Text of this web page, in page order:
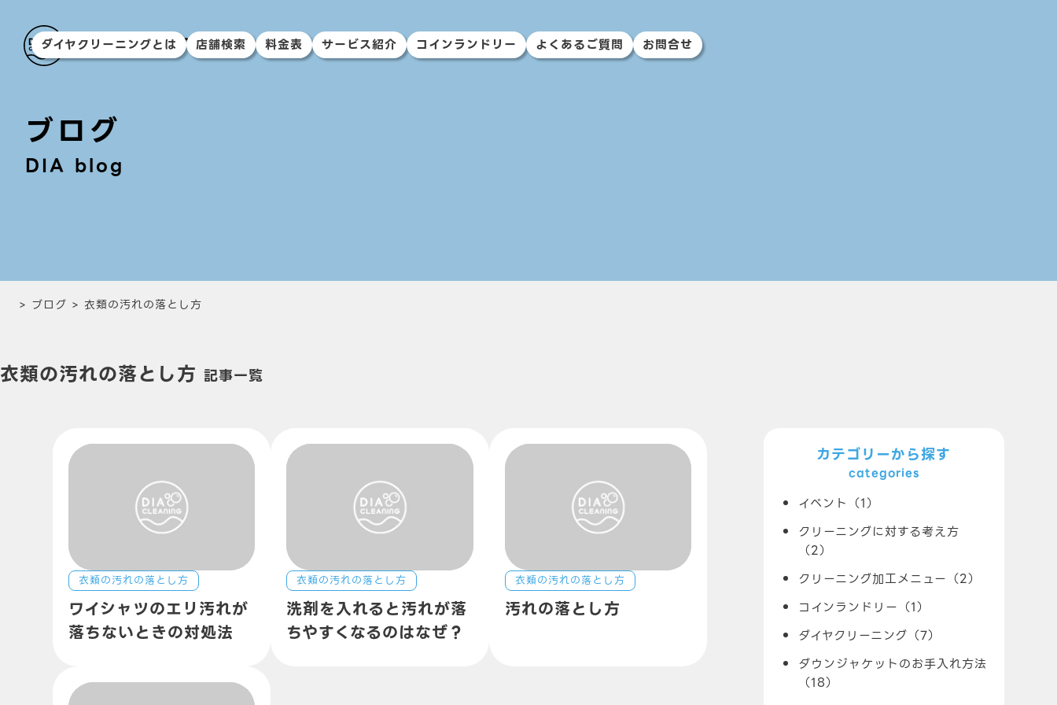
ダイヤクリーニングとは 店舗検索 料金表 サービス紹介 コインランドリー よくあるご質問 お問合せ
ブログ
DIA blog
> ブログ > 衣類の汚れの落とし方
衣類の汚れの落とし方 記事一覧
衣類の汚れの落とし方
ワイシャツのエリ汚れが
落ちないときの対処法
衣類の汚れの落とし方
洗剤を入れると汚れが落
ちやすくなるのはなぜ？
衣類の汚れの落とし方
汚れの落とし方
カテゴリーから探す
categories
イベント（1）
クリーニングに対する考え方
（2）
クリーニング加工メニュー（2）
コインランドリー（1）
ダイヤクリーニング（7）
ダウンジャケットのお手入れ方法
（18）